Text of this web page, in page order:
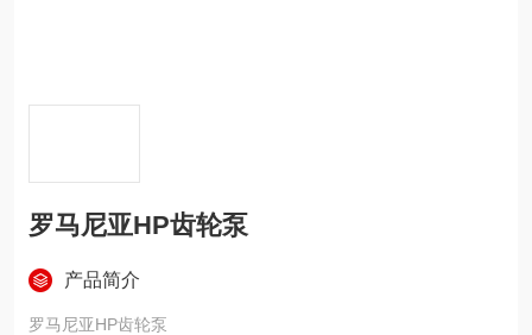
罗马尼亚HP齿轮泵
产品简介
罗马尼亚HP齿轮泵